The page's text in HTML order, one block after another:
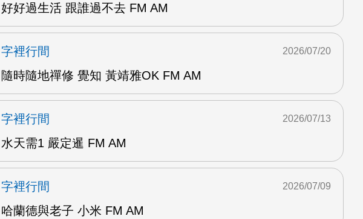
好好過生活 跟誰過不去 FM AM
字裡行間
隨時隨地禪修 覺知 黃靖雅OK FM AM
2026/07/20
字裡行間
水天需1 嚴定暹 FM AM
2026/07/13
字裡行間
哈蘭德與老子 小米 FM AM
2026/07/09